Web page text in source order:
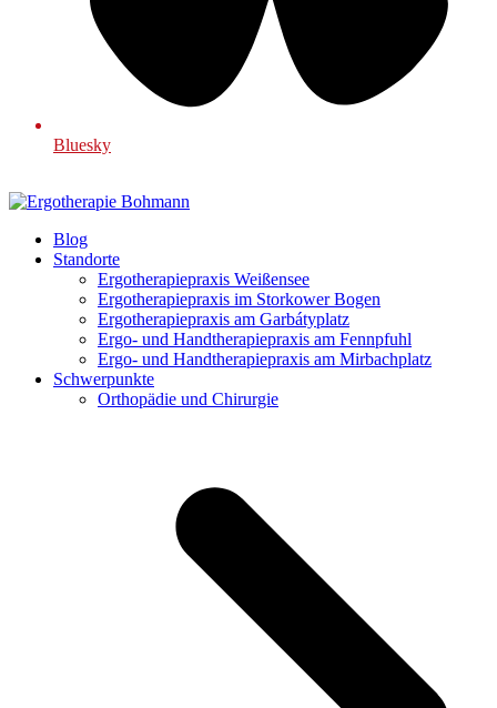
Bluesky
Blog
Standorte
Ergotherapiepraxis Weißensee
Ergotherapiepraxis im Storkower Bogen
Ergotherapiepraxis am Garbátyplatz
Ergo- und Handtherapiepraxis am Fennpfuhl
Ergo- und Handtherapiepraxis am Mirbachplatz
Schwerpunkte
Orthopädie und Chirurgie